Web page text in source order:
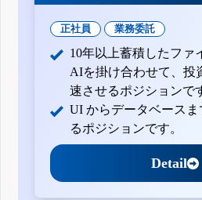
正社員 業務委託
10年以上蓄積したファ
AIを掛け合わせて、投
速させるポジションで
UI からデータベース
るポジションです。
Detail